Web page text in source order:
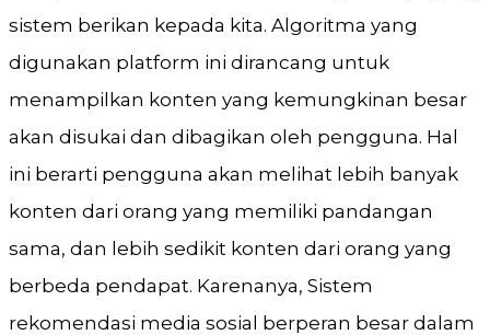
sistem berikan kepada kita. Algoritma yang
digunakan platform ini dirancang untuk
menampilkan konten yang kemungkinan besar
akan disukai dan dibagikan oleh pengguna. Hal
ini berarti pengguna akan melihat lebih banyak
konten dari orang yang memiliki pandangan
sama, dan lebih sedikit konten dari orang yang
berbeda pendapat. Karenanya, Sistem
rekomendasi media sosial berperan besar dalam